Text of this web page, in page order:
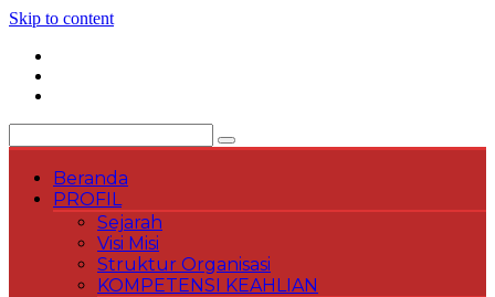
Skip to content
Beranda
PROFIL
Sejarah
Visi Misi
Struktur Organisasi
KOMPETENSI KEAHLIAN